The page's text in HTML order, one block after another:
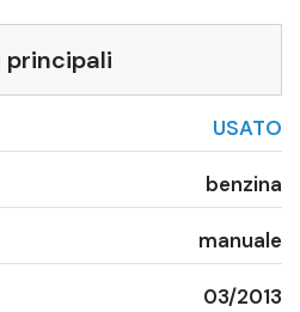
principali
USATO
benzina
manuale
03/2013
contattato dal nostro
l’appuntamento.
di tuo interesse ti
decurtato dal prezzo e
stesso importo.
campi per prenotare